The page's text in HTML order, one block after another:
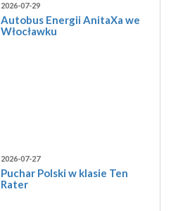
2026-07-29
Autobus Energii AnitaXa we
Włocławku
2026-07-27
Puchar Polski w klasie Ten
Rater